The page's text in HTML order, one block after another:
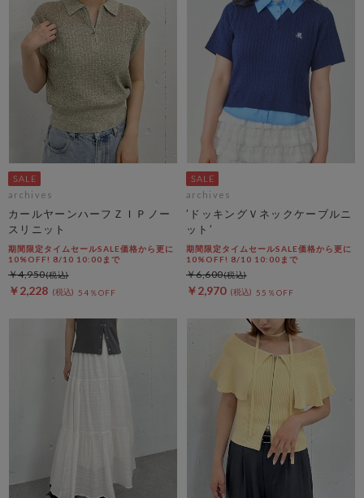
archives
カールヤーンハーフＺＩＰノー
スリニット
期間限定タイムセールSALE価格から更に
10%OFF! 8/10 10:00まで
￥2,228 54％OFF
￥4,950
archives
’ドッキングＶネックケーブルニ
ット’
期間限定タイムセールSALE価格から更に
10%OFF! 8/10 10:00まで
￥2,970 55％OFF
￥6,600